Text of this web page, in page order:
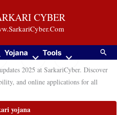
CYBER
Yojana Tools
2025 at SarkariCyber. Discover
and online applications for all
yojana